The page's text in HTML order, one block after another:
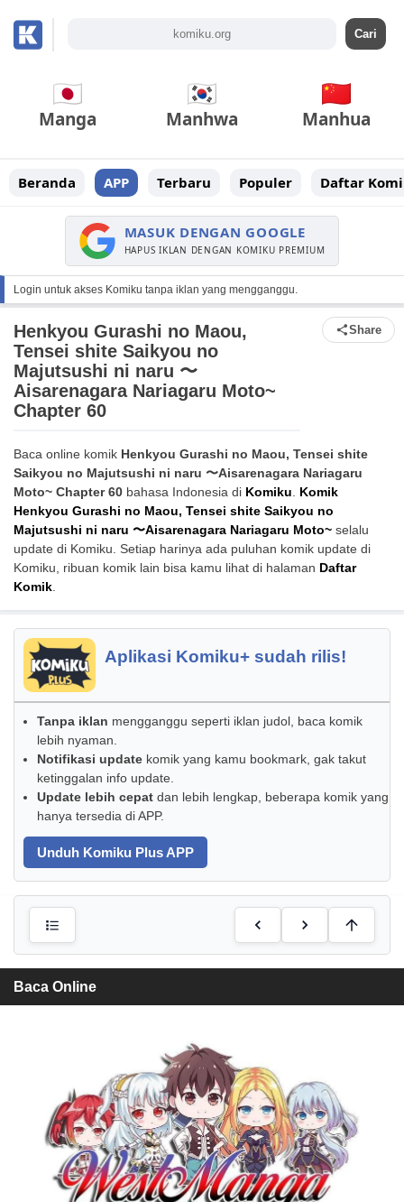
Manga Manhwa Manhua
Beranda APP Terbaru Populer Daftar
MASUK DENGAN GOOGLE
HAPUS IKLAN DENGAN KOMIKU PREMIUM
Login untuk akses Komiku tanpa iklan yang mengganggu.
Henkyou Gurashi no Maou,
Tensei shite Saikyou no
Majutsushi ni naru 〜
Aisarenagara Nariagaru Moto~
Chapter 60
Share
Baca online komik Henkyou Gurashi no Maou, Tensei shite
Saikyou no Majutsushi ni naru 〜Aisarenagara Nariagaru
Moto~ Chapter 60 bahasa Indonesia di Komiku. Komik
Henkyou Gurashi no Maou, Tensei shite Saikyou no
Majutsushi ni naru 〜Aisarenagara Nariagaru Moto~ selalu
update di Komiku. Setiap harinya ada puluhan komik update di
Komiku, ribuan komik lain bisa kamu lihat di halaman Daftar
Komik.
Aplikasi Komiku+ sudah rilis!
Tanpa iklan mengganggu seperti iklan judol, baca komik
lebih nyaman.
Notifikasi update komik yang kamu bookmark, gak takut
ketinggalan info update.
Update lebih cepat dan lebih lengkap, beberapa komik yang
hanya tersedia di APP.
Unduh Komiku Plus APP
Baca Online